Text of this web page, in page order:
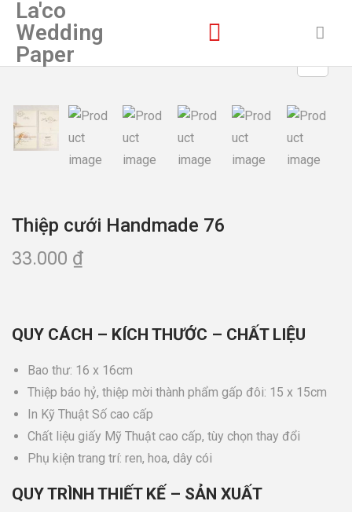
La'co
Wedding
Paper
Thiệp cưới Handmade 76
33.000 ₫
QUY CÁCH – KÍCH THƯỚC – CHẤT LIỆU
Bao thư: 16 x 16cm
Thiệp báo hỷ, thiệp mời thành phẩm gấp đôi: 15 x 15cm
In Kỹ Thuật Số cao cấp
Chất liệu giấy Mỹ Thuật cao cấp, tùy chọn thay đổi
Phụ kiện trang trí: ren, hoa, dây cói
QUY TRÌNH THIẾT KẾ – SẢN XUẤT